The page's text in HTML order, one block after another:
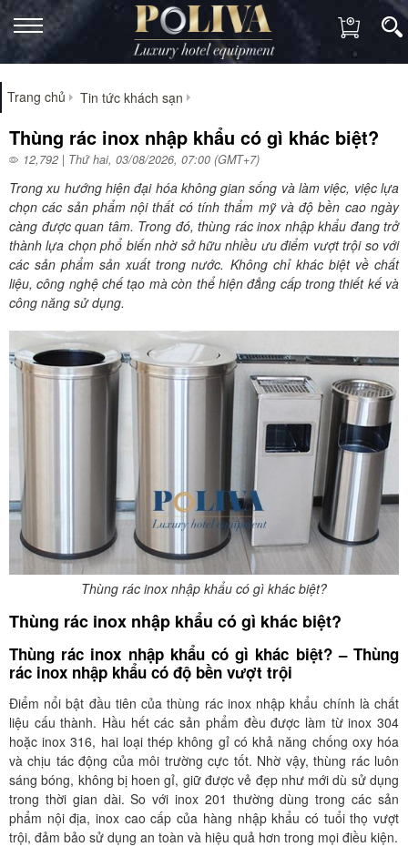
Trang chủ Tin tức khách sạn
Thùng rác inox nhập khẩu có gì khác biệt?
12,792 | Thứ hai, 03/08/2026, 07:00 (GMT+7)
Trong xu hướng hiện đại hóa không gian sống và làm việc, việc lựa
chọn các sản phẩm nội thất có tính thẩm mỹ và độ bền cao ngày
càng được quan tâm. Trong đó, thùng rác inox nhập khẩu đang trở
thành lựa chọn phổ biến nhờ sở hữu nhiều ưu điểm vượt trội so với
các sản phẩm sản xuất trong nước. Không chỉ khác biệt về chất
liệu, công nghệ chế tạo mà còn thể hiện đẳng cấp trong thiết kế và
công năng sử dụng.
Thùng rác inox nhập khẩu có gì khác biệt?
Thùng rác inox nhập khẩu có gì khác biệt?
Thùng rác inox nhập khẩu có gì khác biệt? – Thùng
rác inox nhập khẩu có độ bền vượt trội
Điểm nổi bật đầu tiên của thùng rác inox nhập khẩu chính là chất
liệu cấu thành. Hầu hết các sản phẩm đều được làm từ inox 304
hoặc inox 316, hai loại thép không gỉ có khả năng chống oxy hóa
và chịu tác động của môi trường cực tốt. Nhờ vậy, thùng rác luôn
sáng bóng, không bị hoen gỉ, giữ được vẻ đẹp như mới dù sử dụng
trong thời gian dài. So với inox 201 thường dùng trong các sản
phẩm nội địa, inox cao cấp của hàng nhập khẩu có tuổi thọ vượt
trội, đảm bảo sử dụng an toàn và hiệu quả hơn trong mọi điều kiện.